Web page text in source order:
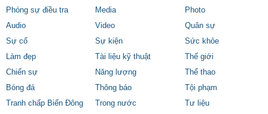
Phóng sự điều tra
Media
Photo
Audio
Video
Quân sự
Sự cố
Sự kiện
Sức khỏe
Làm đẹp
Tài liệu kỹ thuật
Thế giới
Chiến sự
Năng lượng
Thể thao
Bóng đá
Thông báo
Tội phạm
Tranh chấp Biển Đông
Trong nước
Tư liệu